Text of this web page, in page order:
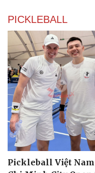
Cải chính
PICKLEBALL
Pickleball Việt